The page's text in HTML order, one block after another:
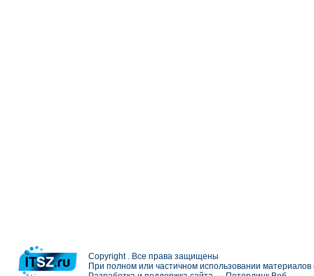
Copyright . Все права защищены
При полном или частичном использовании